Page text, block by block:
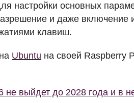
настройки основных
и даже включение
клавиш.
Ubuntu на своей Raspberry
не выйдет до 2028 года и в